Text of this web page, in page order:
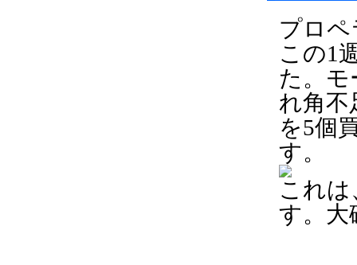
プロペ
この1
た。モ
れ角不
を5個
す。
これ
す。大